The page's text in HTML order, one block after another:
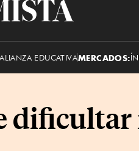
ALIANZA EDUCATIVAMERCADOS: